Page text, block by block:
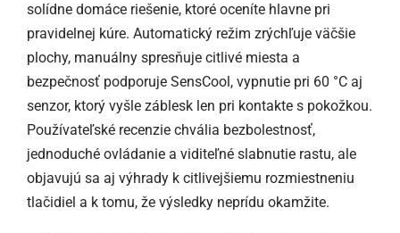
solídne domáce riešenie, ktoré oceníte hlavne pri
pravidelnej kúre. Automatický režim zrýchľuje väčšie
plochy, manuálny spresňuje citlivé miesta a
bezpečnosť podporuje SensCool, vypnutie pri 60 °C aj
senzor, ktorý vyšle záblesk len pri kontakte s pokožkou.
Používateľské recenzie chvália bezbolestnosť,
jednoduché ovládanie a viditeľné slabnutie rastu, ale
objavujú sa aj výhrady k citlivejšiemu rozmiestneniu
tlačidiel a k tomu, že výsledky neprídu okamžite.